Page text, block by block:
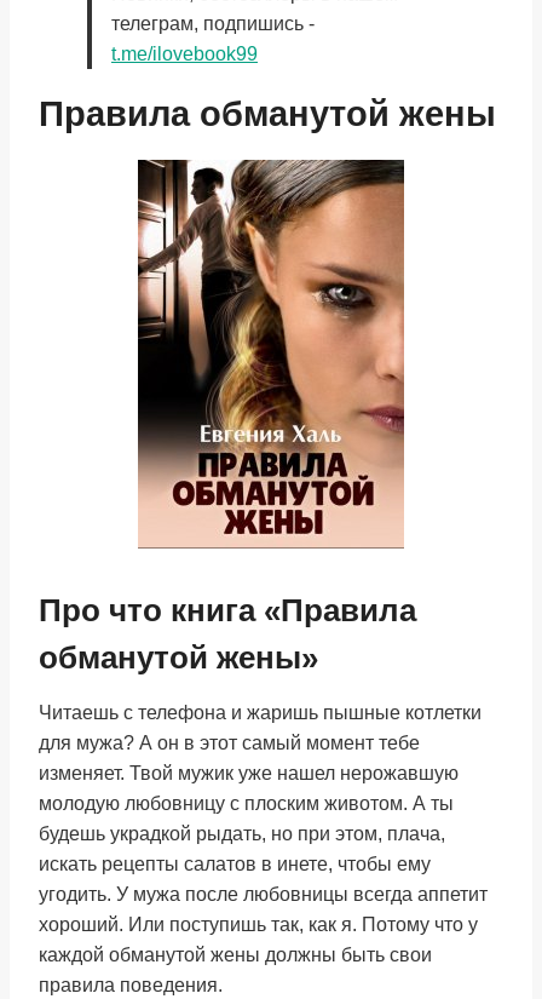
телеграм, подпишись -
t.me/ilovebook99
Правила обманутой жены
Про что книга «Правила
обманутой жены»
Читаешь с телефона и жаришь пышные котлетки
для мужа? А он в этот самый момент тебе
изменяет. Твой мужик уже нашел нерожавшую
молодую любовницу с плоским животом. А ты
будешь украдкой рыдать, но при этом, плача,
искать рецепты салатов в инете, чтобы ему
угодить. У мужа после любовницы всегда аппетит
хороший. Или поступишь так, как я. Потому что у
каждой обманутой жены должны быть свои
правила поведения.